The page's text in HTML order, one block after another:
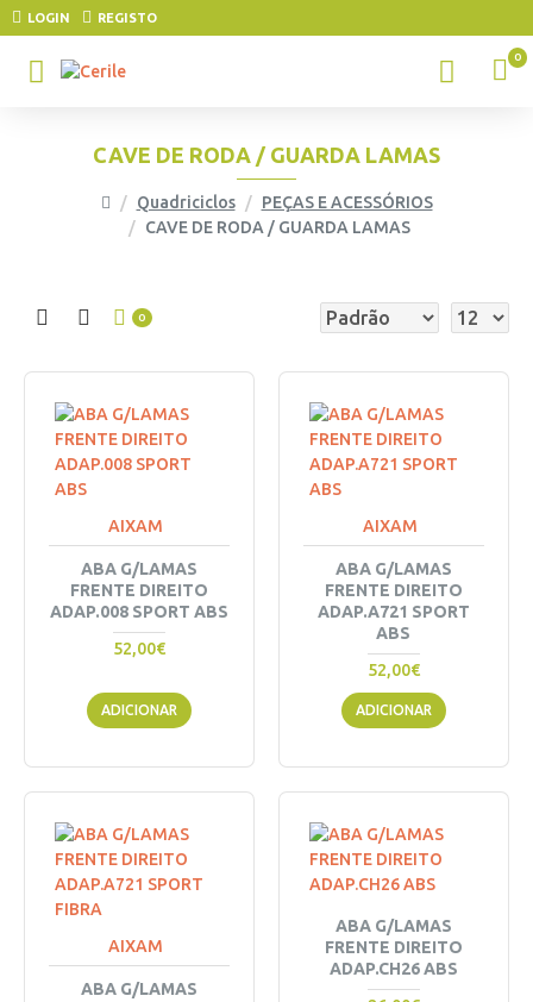
LOGIN REGISTO
0
Quadriciclos
PEÇAS E ACESSÓRIOS
CAVE DE RODA / GUARDA LAMAS
CAVE DE RODA / GUARDA LAMAS
0
AIXAM
ABA G/LAMAS
FRENTE DIREITO
ADAP.008 SPORT ABS
52,00€
ADICIONAR
AIXAM
ABA G/LAMAS
FRENTE DIREITO
ADAP.A721 SPORT
ABS
52,00€
ADICIONAR
AIXAM
ABA G/LAMAS
ABA G/LAMAS
FRENTE DIREITO
ADAP.CH26 ABS